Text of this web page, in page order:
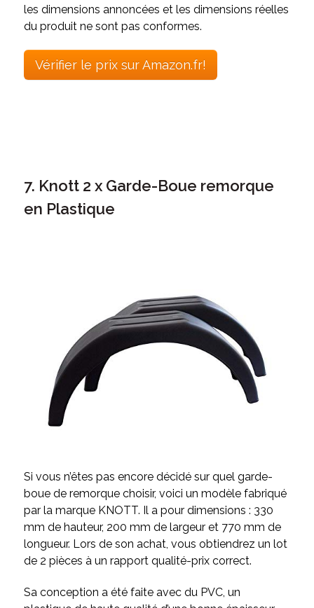
les dimensions annoncées et les dimensions réelles
du produit ne sont pas conformes.
Vérifier le prix sur Amazon.fr!
7. Knott 2 x Garde-Boue remorque
en Plastique
Si vous n’êtes pas encore décidé sur quel garde-
boue de remorque choisir, voici un modèle fabriqué
par la marque KNOTT. Il a pour dimensions : 330
mm de hauteur, 200 mm de largeur et 770 mm de
longueur. Lors de son achat, vous obtiendrez un lot
de 2 pièces à un rapport qualité-prix correct.
Sa conception a été faite avec du PVC, un